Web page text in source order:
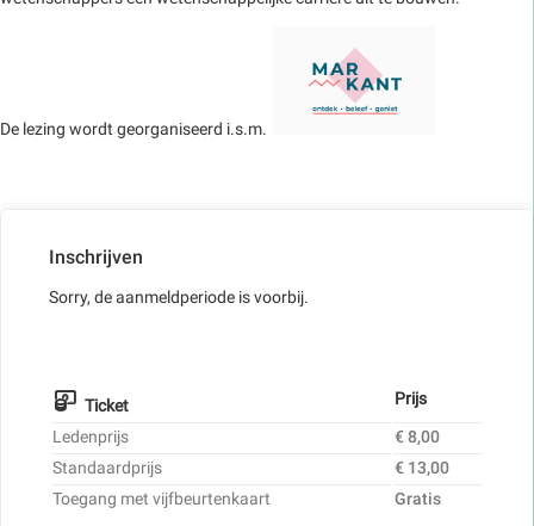
De lezing wordt georganiseerd i.s.m.
Inschrijven
Sorry, de aanmeldperiode is voorbij.
Ticket
Prijs
Ledenprijs
€ 8,00
Standaardprijs
€ 13,00
Toegang met vijfbeurtenkaart
Gratis